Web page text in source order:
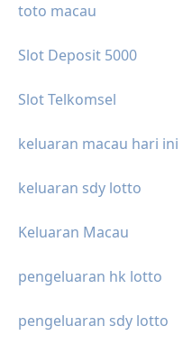
toto macau
Slot Deposit 5000
Slot Telkomsel
keluaran macau hari ini
keluaran sdy lotto
Keluaran Macau
pengeluaran hk lotto
pengeluaran sdy lotto